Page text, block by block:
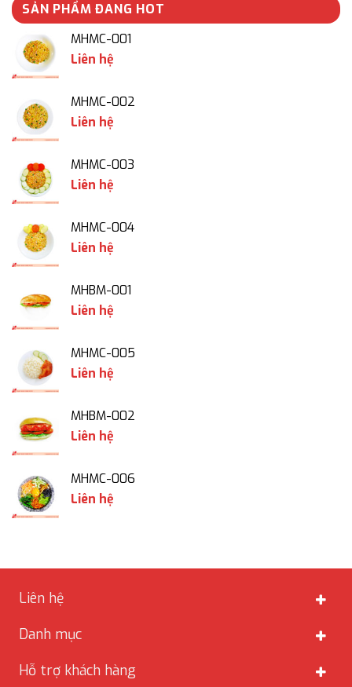
SẢN PHẨM ĐANG HOT
MHMC-001
Liên hệ
MHMC-002
Liên hệ
MHMC-003
Liên hệ
MHMC-004
Liên hệ
MHBM-001
Liên hệ
MHMC-005
Liên hệ
MHBM-002
Liên hệ
MHMC-006
Liên hệ
Liên hệ
Danh mục
Hỗ trợ khách hàng